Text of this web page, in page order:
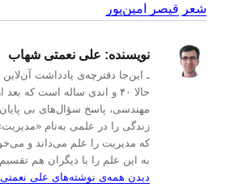
شعر قیصر امین‌پور
نویسنده: علی نعمتی شهاب
ـ این‌جا دفترچه‌ی یادداشت‌
حالا ۴۰ و اندی ساله است که
مهندسی، پاسخ سؤال‌های بی
زندگی را در علمی به‌نام
که مدیریت را علم می‌داند و
به این علم را با دیگران هم
دیدن همه‌ی نوشته‌های علی